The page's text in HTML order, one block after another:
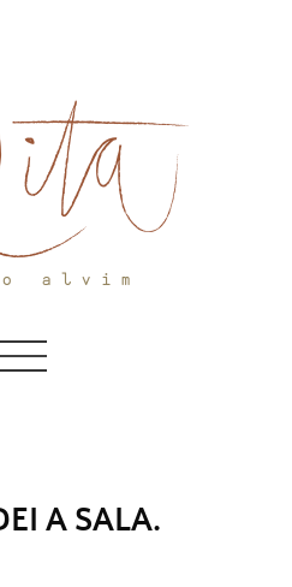
A SALA.